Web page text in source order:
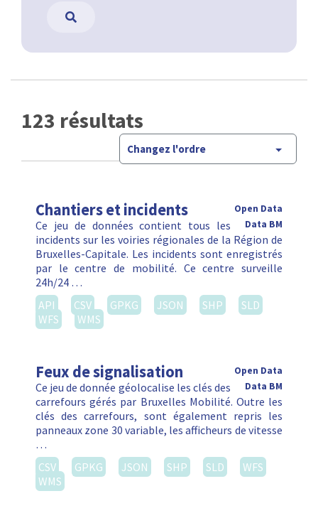
123 résultats
Changez l'ordre
Chantiers et incidents
Open Data
Data BM
Ce jeu de données contient tous les
incidents sur les voiries régionales de la Région de
Bruxelles-Capitale. Les incidents sont enregistrés
par le centre de mobilité. Ce centre surveille
24h/24 …
API
CSV GPKG JSON SHP
SLD
WFS
WMS
Feux de signalisation
Open Data
Data BM
Ce jeu de donnée géolocalise les clés des
carrefours gérés par Bruxelles Mobilité. Outre les
clés des carrefours, sont également repris les
panneaux zone 30 variable, les afficheurs de vitesse
…
CSV
GPKG JSON SHP SLD
WFS
WMS